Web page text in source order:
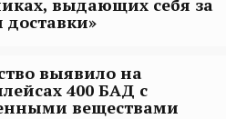
доставки»
выявило на
400 БАД с
веществами